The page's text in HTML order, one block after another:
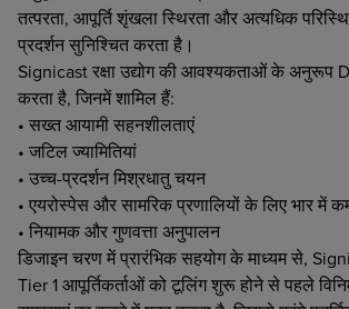
तत्परता, आपूर्ति शृंखला स्थिरता और अत्यधिक
प्रदर्शन सुनिश्चित करता है।
Signicast रक्षा उद्योग की आवश्यकताओं के अनुरूप
करता है, जिनमें शामिल हैं:
• सख्त आयामी सहनशीलताएं
• जटिल ज्यामितियां
• उच्च-प्रदर्शन मिश्रधातु चयन
• एयरोस्पेस और सामरिक प्रणालियों के लिए भार में
• नियामक और गुणवत्ता अनुपालन
डिजाइन चरण में प्रारंभिक सहयोग के माध्यम से,
Tier 1 आपूर्तिकर्ताओं को टूलिंग शुरू होने से पहले